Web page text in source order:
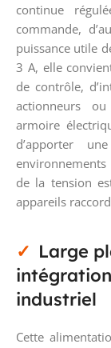
continue
commande,
puissance utile
3 A, elle
de contrôle,
actionneurs
armoire
d’apporter
de la tension
appareils
Large
industriel
Cette